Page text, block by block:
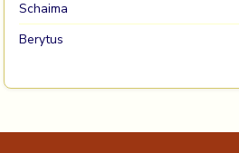
Schaima
Berytus